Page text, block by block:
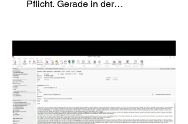
Pflicht. Gerade in der
Informationen essenziell. Aber wie
gelingt das in der Praxis? Wie kann
man Datenschutz effizient, sicher und
gleichzeitig benutzerfreundlich
gestalten? Hier kommt das FlowFact